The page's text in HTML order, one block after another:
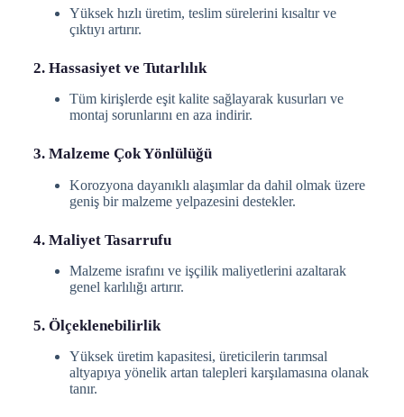
Yüksek hızlı üretim, teslim sürelerini kısaltır ve
çıktıyı artırır.
2. Hassasiyet ve Tutarlılık
Tüm kirişlerde eşit kalite sağlayarak kusurları ve
montaj sorunlarını en aza indirir.
3. Malzeme Çok Yönlülüğü
Korozyona dayanıklı alaşımlar da dahil olmak üzere
geniş bir malzeme yelpazesini destekler.
4. Maliyet Tasarrufu
Malzeme israfını ve işçilik maliyetlerini azaltarak
genel karlılığı artırır.
5. Ölçeklenebilirlik
Yüksek üretim kapasitesi, üreticilerin tarımsal
altyapıya yönelik artan talepleri karşılamasına olanak
tanır.